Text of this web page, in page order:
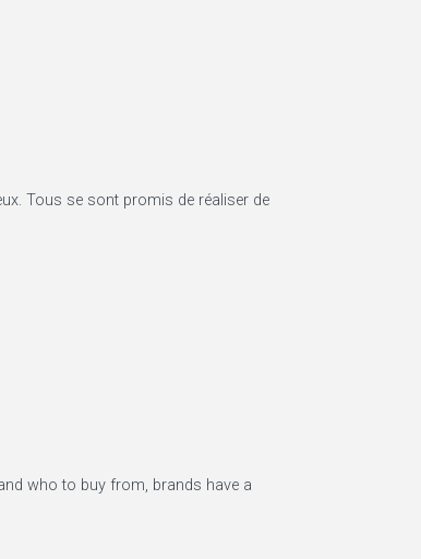
Tous se sont promis de réaliser de
who to buy from, brands have a